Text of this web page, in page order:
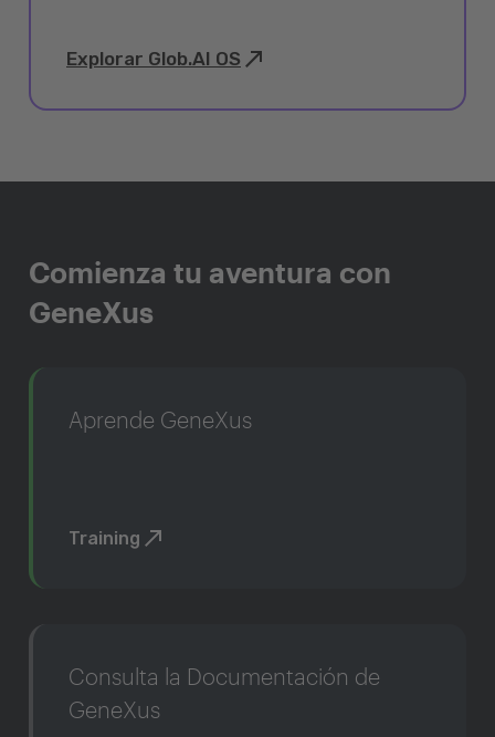
Explorar Glob.AI OS
Comienza tu aventura con
GeneXus
Aprende GeneXus
Training
Consulta la Documentación de
GeneXus